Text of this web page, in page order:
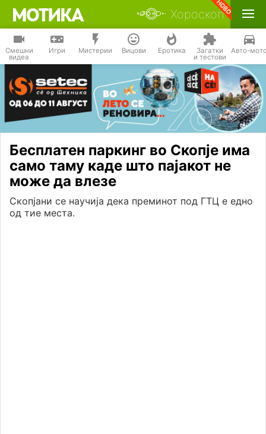
Хороскоп
Смешни
видеа
Игри Мистерии Вицови Еротика Загатки
и тестови
Авто-
Бесплатен паркинг во Скопје има
само таму каде што пајакот не
може да влезе
Скопјани се научија дека преминот под ГТЦ е едно
од тие места.